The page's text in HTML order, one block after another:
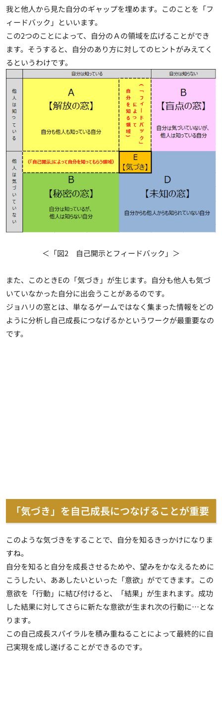
我と他人から見た自分のギャップを埋めます。このことを「フ
ィードバック」といいます。
この2つのことによって、自分のＡの領域を広げることができ
ます。そうすると、自分のあり方に対してのヒントがみえてく
るというわけです。
＜「図2 自己開示とフィードバック」＞
また、このときEの「気づき」が生じます。自分も他人も気づ
いていなかった自分に出会うことがあるのです。
ジョハリの窓とは、単なるゲームではなく集まった情報をどの
ように分析し自己成長につなげるかというワークが最重要なの
です。
「気づき」を自己成長につなげることが重要
このような気づきをすることで、自分を知るきっかけになりま
すね。
自分を知ると自分を成長させるためや、望みをかなえるために
こうしたい、ああしたいといった「意欲」がでてきます。この
意欲を「行動」に結び付けると、「結果」が生まれます。成功
した結果に対してさらに新たな意欲が生まれ次の行動に…とな
ります。
この自己成長スパイラルを積み重ねることによって最終的に自
己実現を成し遂げることができるのです。